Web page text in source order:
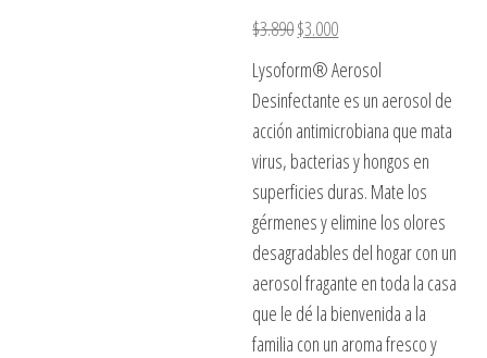
$3.890El precio original era: $3.890.
$3.000El precio actual es:
Lysoform® Aerosol
Desinfectante es un aerosol de
acción antimicrobiana que mata
virus, bacterias y hongos en
superficies duras. Mate los
gérmenes y elimine los olores
desagradables del hogar con un
aerosol fragante en toda la casa
que le dé la bienvenida a la
familia con un aroma fresco y